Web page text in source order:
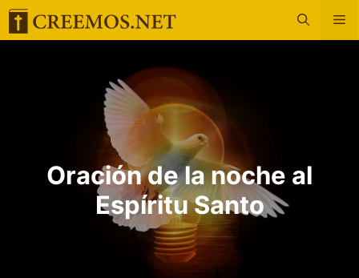
Saltar
Oración de la noche al
Espíritu Santo